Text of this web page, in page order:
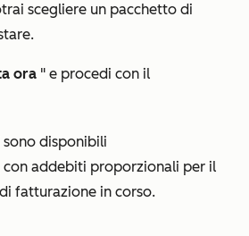
scegliere un pacchetto di
ora " e procedi con il
disponibili
addebiti proporzionali per il
fatturazione in corso.